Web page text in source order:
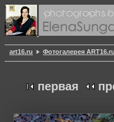
art16.ru Фотогалерея ART16.ru
первая